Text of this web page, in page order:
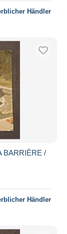
Händler
BARRIÈRE /
Händler